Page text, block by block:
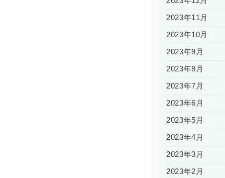
2023年11月
2023年10月
2023年9月
2023年8月
2023年7月
2023年6月
2023年5月
2023年4月
2023年3月
2023年2月